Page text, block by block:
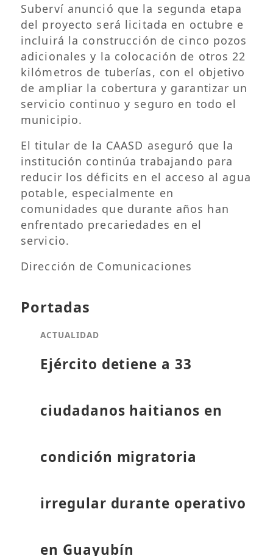
Suberví anunció que la segunda etapa
del proyecto será licitada en octubre e
incluirá la construcción de cinco pozos
adicionales y la colocación de otros 22
kilómetros de tuberías, con el objetivo
de ampliar la cobertura y garantizar un
servicio continuo y seguro en todo el
municipio.
El titular de la CAASD aseguró que la
institución continúa trabajando para
reducir los déficits en el acceso al agua
potable, especialmente en
comunidades que durante años han
enfrentado precariedades en el
servicio.
Dirección de Comunicaciones
Portadas
ACTUALIDAD
Ejército detiene a 33
ciudadanos haitianos en
condición migratoria
irregular durante operativo
en Guayubín